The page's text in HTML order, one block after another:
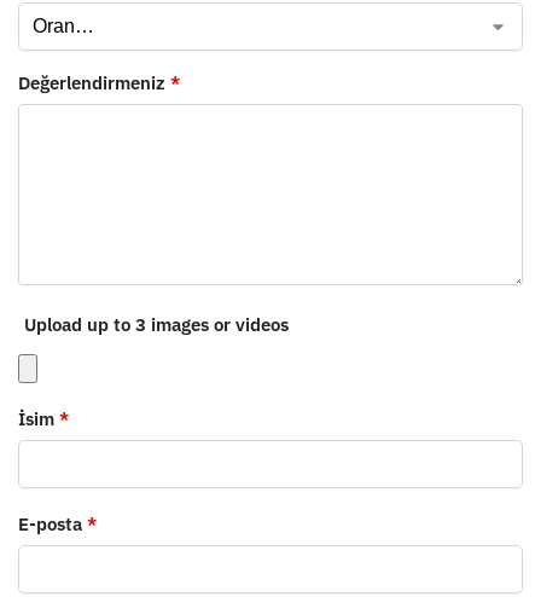
Değerlendirmeniz *
Upload up to 3 images or videos
İsim *
E-posta *